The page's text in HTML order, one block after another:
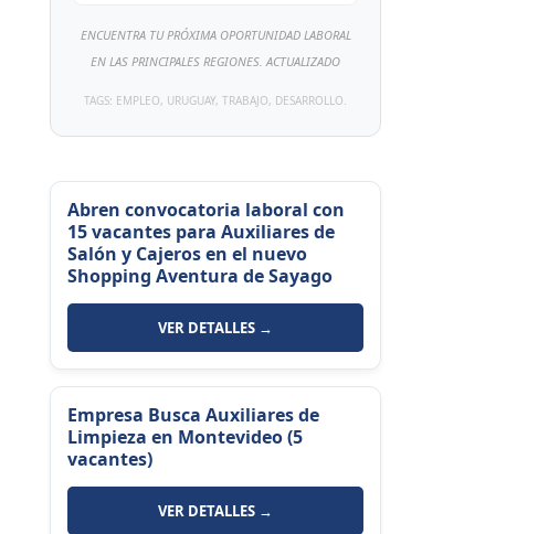
ENCUENTRA TU PRÓXIMA OPORTUNIDAD LABORAL
EN LAS PRINCIPALES REGIONES. ACTUALIZADO
TAGS: EMPLEO, URUGUAY, TRABAJO, DESARROLLO.
Abren convocatoria laboral con
15 vacantes para Auxiliares de
Salón y Cajeros en el nuevo
Shopping Aventura de Sayago
VER DETALLES →
Empresa Busca Auxiliares de
Limpieza en Montevideo (5
vacantes)
VER DETALLES →